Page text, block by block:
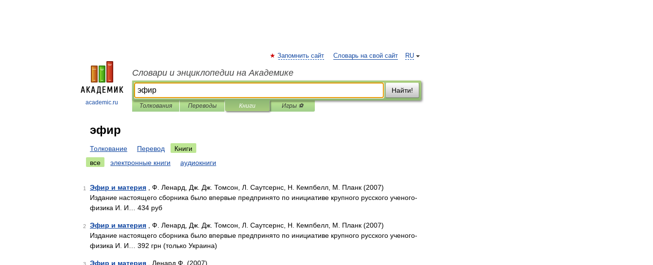
academic.ru
RU
Запомнить сайт Словарь на свой сайт
Словари и энциклопедии на Академике
Найти!
Толкования Переводы Книги Игры ⚽
эфир
Толкование Перевод
Книги
все
электронные книги аудиокниги
1 Эфир и материя , Ф. Ленард, Дж. Дж. Томсон, Л. Саутсернс, Н. Кемпбелл, М. Планк (2007)
Издание настоящего сборника было впервые предпринято по инициативе крупного русского ученого-
физика И. И… 434 руб
2 Эфир и материя , Ф. Ленард, Дж. Дж. Томсон, Л. Саутсернс, Н. Кемпбелл, М. Планк (2007)
Издание настоящего сборника было впервые предпринято по инициативе крупного русского ученого-
физика И. И… 392 грн (только Украина)
Эфир и материя , Ленард Ф. (2007)